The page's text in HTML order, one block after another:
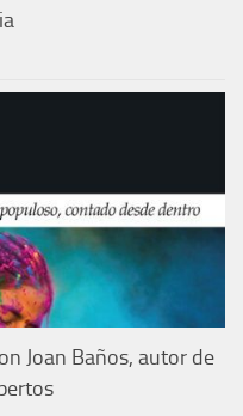
Joan Baños, autor de